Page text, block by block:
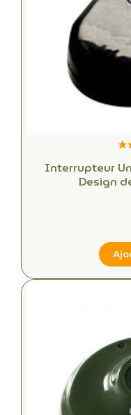
Interrupteur
Design